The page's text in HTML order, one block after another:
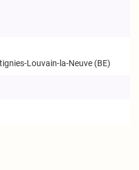
Louvain-la-Neuve (BE)